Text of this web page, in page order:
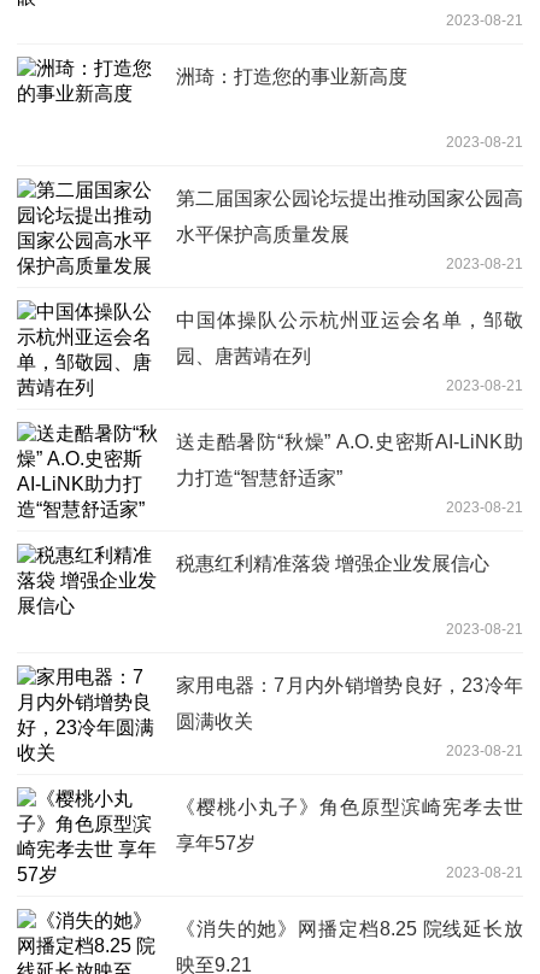
2023-08-21
洲琦：打造您的事业新高度
2023-08-21
第二届国家公园论坛提出推动国家公园高
水平保护高质量发展
2023-08-21
中国体操队公示杭州亚运会名单，邹敬
园、唐茜靖在列
2023-08-21
送走酷暑防“秋燥” A.O.史密斯AI-LiNK助
力打造“智慧舒适家”
2023-08-21
税惠红利精准落袋 增强企业发展信心
2023-08-21
家用电器：7月内外销增势良好，23冷年
圆满收关
2023-08-21
《樱桃小丸子》角色原型滨崎宪孝去世
享年57岁
2023-08-21
《消失的她》网播定档8.25 院线延长放
映至9.21